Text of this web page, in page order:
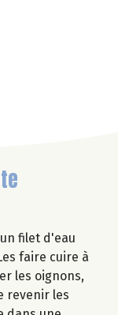
filet d'eau
faire cuire à
les oignons,
revenir les